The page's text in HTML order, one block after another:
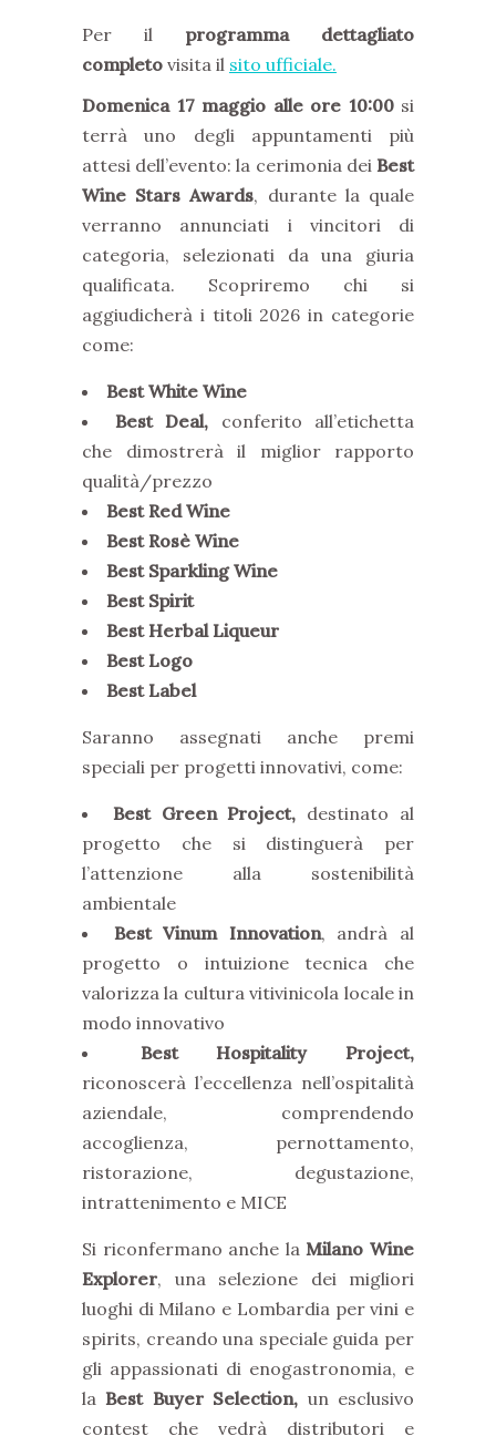
Per il programma dettagliato
completo visita il sito ufficiale.
Domenica 17 maggio alle ore 10:00si
terrà uno degli appuntamenti più
attesi dell’evento: la cerimonia dei Best
Wine Stars Awards, durante la quale
verranno annunciati i vincitori di
categoria, selezionati da una giuria
qualificata. Scopriremo chi si
aggiudicherà i titoli 2026 in categorie
come:
Best White Wine
Best Deal, conferito all’etichetta
che dimostrerà il miglior rapporto
qualità/prezzo
Best Red Wine
Best Rosè Wine
Best Sparkling Wine
Best Spirit
Best Herbal Liqueur
Best Logo
Best Label
Saranno assegnati anche premi
speciali per progetti innovativi, come:
Best Green Project, destinato al
progetto che si distinguerà per
l’attenzione alla sostenibilità
ambientale
Best Vinum Innovation, andrà al
progetto o intuizione tecnica che
valorizza la cultura vitivinicola locale in
modo innovativo
Best Hospitality Project,
riconoscerà l’eccellenza nell’ospitalità
aziendale, comprendendo
accoglienza, pernottamento,
ristorazione, degustazione,
intrattenimento e MICE
Si riconfermano anche laMilano Wine
Explorer, una selezione dei migliori
luoghi di Milano e Lombardia per vini e
spirits, creando una speciale guida per
gli appassionati di enogastronomia, e
laBest Buyer Selection, un esclusivo
contest che vedrà distributori e